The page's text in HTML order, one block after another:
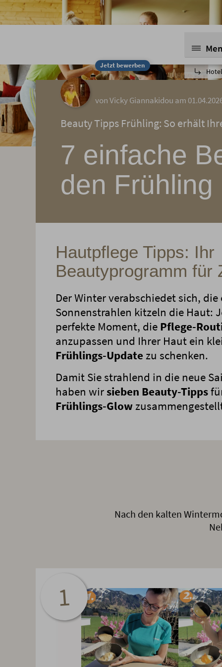
Jetzt bewerben
von Vicky Giannakidou am
Beauty Tipps Frühling: So erhält
7 einfache
den Frühling
Hautpflege Tipps: Ihr
Beautyprogramm für
Der Winter verabschiedet sich, die
Sonnenstrahlen kitzeln die Haut:
perfekte Moment, die Pflege-
anzupassen und Ihrer Haut ein
Frühlings-Update zu schenken.
Damit Sie strahlend in die neue
haben wirsieben Beauty-Tipps
Frühlings-Glow
Nach den kalten
1